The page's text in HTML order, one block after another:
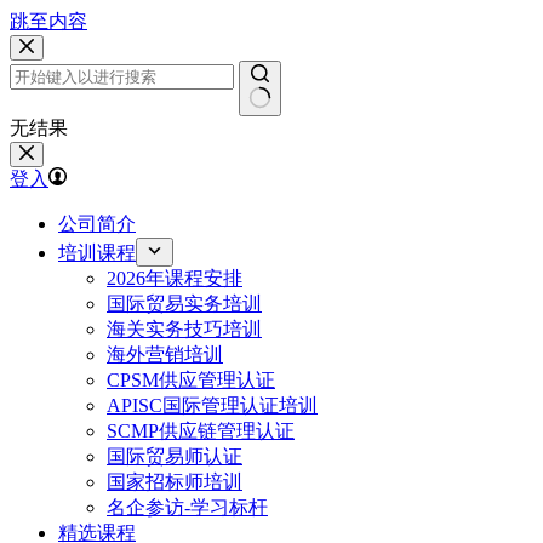
跳至内容
无结果
登入
公司简介
培训课程
2026年课程安排
国际贸易实务培训
海关实务技巧培训
海外营销培训
CPSM供应管理认证
APISC国际管理认证培训
SCMP供应链管理认证
国际贸易师认证
国家招标师培训
名企参访-学习标杆
精选课程